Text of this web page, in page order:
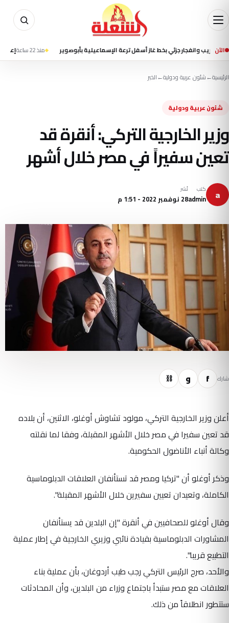
الآن جزئي بخط غاز أسفل ترعة الإسماعيلية بأبوصوير منذ 22 ساعة إعلام إيراني
الرئيسية←شئون عربية ودولية←الخبر
شئون عربية ودولية
وزير الخارجية التركي: أنقرة قد
تعين سفيراً في مصر خلال أشهر
a كتب
admin
نُشر
28 نوفمبر 2022 - 1:51 م
شارك f و ⛓
أعلن وزير الخارجية التركي، مولود تشاوش أوغلو، الاثنين، أن بلاده
قد تعين سفيرا في مصر خلال الأشهر المقبلة، وفقا لما نقلته
وكالة أنباء الأناضول الحكومية.
وذكر أوغلو أن "تركيا ومصر قد تستأنفان العلاقات الدبلوماسية
الكاملة، وتعيدان تعيين سفيرين خلال الأشهر المقبلة".
وقال أوغلو للصحافيين في أنقرة "إن البلدين قد يستأنفان
المشاورات الدبلوماسية بقيادة نائبي وزيري الخارجية في إطار عملية
التطبيع قريبا".
والأحد، صرح الرئيس التركي رجب طيب أردوغان، بأن عملية بناء
العلاقات مع مصر ستبدأ باجتماع وزراء من البلدين، وأن المحادثات
ستتطور انطلاقاً من ذلك.